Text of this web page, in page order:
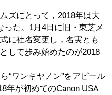
ズにとって，2018年は大
った。1月4日に旧・東芝メ
に社名変更し，名実とも
して歩み始めたのが2018
“ワンキヤノン”をアピール
年が初めてのCanon USA